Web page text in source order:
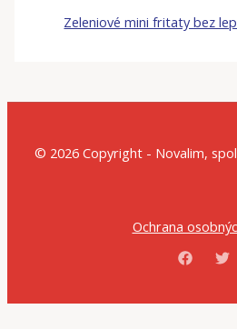
Zeleniové mini fritaty bez
© 2026 Copyright - Novalim,
Ochrana